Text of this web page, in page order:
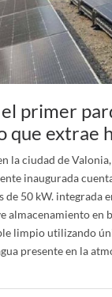
el primer
que extrae
la ciudad de
inaugurada
de 50 kW. integrada
almacenamiento en
limpio utilizando
presente en la